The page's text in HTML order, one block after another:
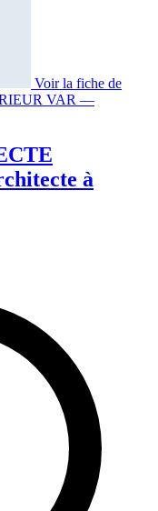
Voir la fiche de
VAR —
à